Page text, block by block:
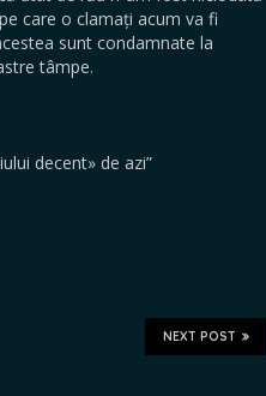
care o clamați acum va fi
sunt condamnate la
tâmpe.
decent» de azi”
NEXT POST